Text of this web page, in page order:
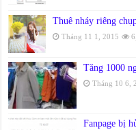
Thuê nháy riêng
Tháng 11 1, 2015
Tăng 1000
Tháng 10 6,
Fanpage bị